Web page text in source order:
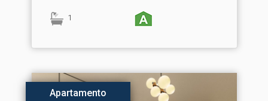
1
Apartamento